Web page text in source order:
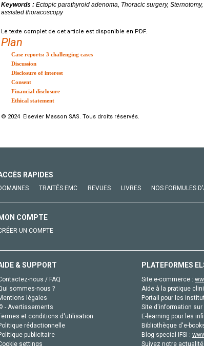
Keywords : Ectopic parathyroid adenoma, Thoracic surgery,
assisted thoracoscopy
Le texte complet de cet article est disponible en PDF.
Plan
Case reports: 3 challenging cases
Discussion
Disclosure of interest
Consent
Financial disclosure
Ethical statement
© 2024 Elsevier Masson SAS. Tous droits réservés.
RAPIDES
TRAITÉS EMC REVUES LIVRES NOS FORMULES
MON COMPTE
UN COMPTE
& SUPPORT
nous / FAQ
sommes-nous ?
légales
- Avertissements
et conditions d'utilisation
rédactionnelle
publicitaire
settings
PLATEFORMES
Site e-commerce :
Aide à la pratique
Portail pour les
Site d'information sur
E-learning pour les
Bibliothèque d'e-
Blog special IFSI :
Suivez notre